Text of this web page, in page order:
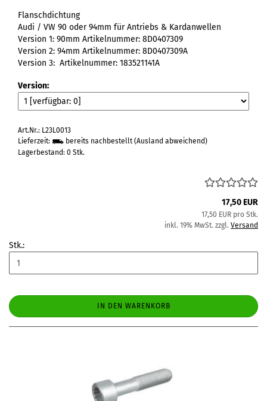
Flanschdichtung
Audi / VW 90 oder 94mm für Antriebs & Kardanwellen
Version 1: 90mm Artikelnummer: 8D0407309
Version 2: 94mm Artikelnummer: 8D0407309A
Version 3: Artikelnummer: 183521141A
Version:
Art.Nr.: L23L0013
Lieferzeit:
bereits nachbestellt (Ausland abweichend)
Lagerbestand: 0 Stk.
17,50 EUR
17,50 EUR pro Stk.
inkl. 19% MwSt. zzgl. Versand
Stk.:
IN DEN WARENKORB